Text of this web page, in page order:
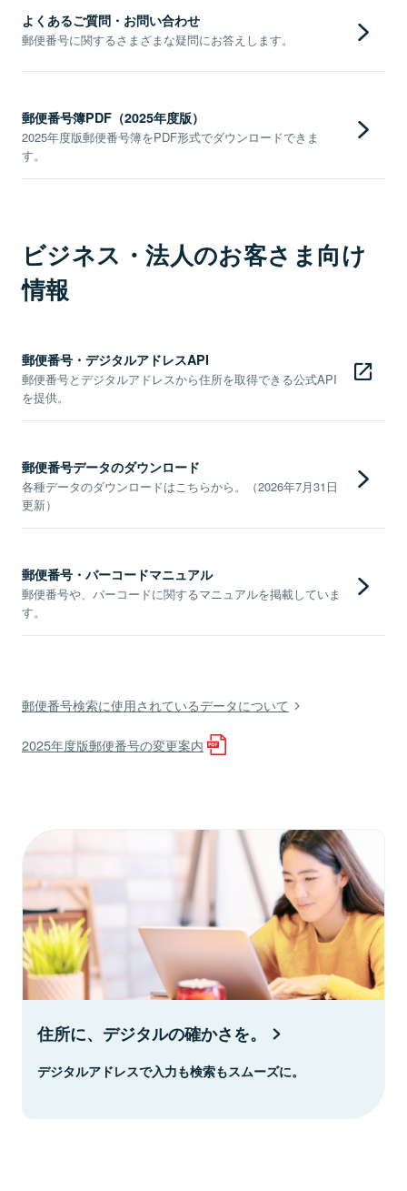
よくあるご質問・お問い合わせ
郵便番号に関するさまざまな疑問にお答えします。
郵便番号簿PDF（2025年度版）
2025年度版郵便番号簿をPDF形式でダウンロードできま
す。
ビジネス・法人のお客さま向け
情報
郵便番号・デジタルアドレスAPI
郵便番号とデジタルアドレスから住所を取得できる公式API
を提供。
郵便番号データのダウンロード
各種データのダウンロードはこちらから。（2026年7月31日
更新）
郵便番号・バーコードマニュアル
郵便番号や、バーコードに関するマニュアルを掲載していま
す。
郵便番号検索に使用されているデータについて
2025年度版郵便番号の変更案内
住所に、デジタルの確かさを。
デジタルアドレスで入力も検索もスムーズに。